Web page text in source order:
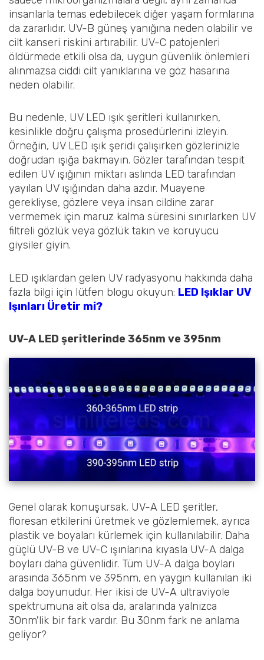
insanlarla temas edebilecek diğer yaşam formlarına
da zararlıdır. UV-B güneş yanığına neden olabilir ve
cilt kanseri riskini artırabilir. UV-C patojenleri
öldürmede etkili olsa da, uygun güvenlik önlemleri
alınmazsa ciddi cilt yanıklarına ve göz hasarına
neden olabilir.
Bu nedenle, UV LED ışık şeritleri kullanırken,
kesinlikle doğru çalışma prosedürlerini izleyin.
Örneğin, UV LED ışık şeridi çalışırken gözlerinizle
doğrudan ışığa bakmayın. Gözler tarafından tespit
edilen UV ışığının miktarı aslında LED tarafından
yayılan UV ışığından daha azdır. Muayene
gerekliyse, gözlere veya insan cildine zarar
vermemek için maruz kalma süresini sınırlarken UV
filtreli gözlük veya gözlük takın ve koruyucu
giysiler giyin.
LED ışıklardan gelen UV radyasyonu hakkında daha
fazla bilgi için lütfen blogu okuyun: LED Işıklar UV
Işınları Üretir mi?
UV-A LED şeritlerinde 365nm ve 395nm
Genel olarak konuşursak, UV-A LED şeritler,
floresan etkilerini üretmek ve gözlemlemek, ayrıca
plastik ve boyaları kürlemek için kullanılabilir. Daha
güçlü UV-B ve UV-C ışınlarına kıyasla UV-A dalga
boyları daha güvenlidir. Tüm UV-A dalga boyları
arasında 365nm ve 395nm, en yaygın kullanılan iki
dalga boyunudur. Her ikisi de UV-A ultraviyole
spektrumuna ait olsa da, aralarında yalnızca
30nm'lik bir fark vardır. Bu 30nm fark ne anlama
geliyor?